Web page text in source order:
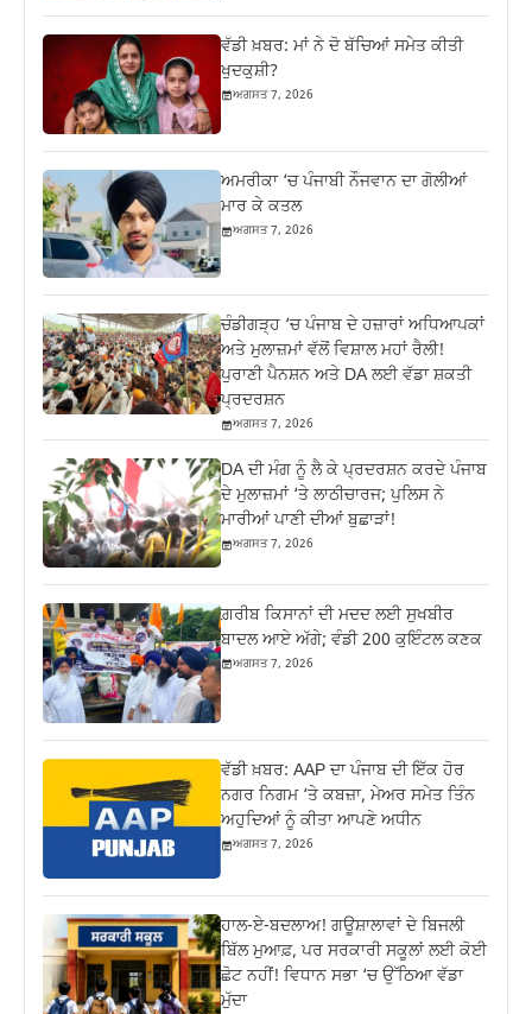
ਵੱਡੀ ਖ਼ਬਰ: ਮਾਂ ਨੇ ਦੋ ਬੱਚਿਆਂ ਸਮੇਤ ਕੀਤੀ
ਖੁਦਕੁਸ਼ੀ?
ਅਗਸਤ 7, 2026
ਅਮਰੀਕਾ ‘ਚ ਪੰਜਾਬੀ ਨੌਜਵਾਨ ਦਾ ਗੋਲੀਆਂ
ਮਾਰ ਕੇ ਕਤਲ
ਅਗਸਤ 7, 2026
ਚੰਡੀਗੜ੍ਹ ‘ਚ ਪੰਜਾਬ ਦੇ ਹਜ਼ਾਰਾਂ ਅਧਿਆਪਕਾਂ
ਅਤੇ ਮੁਲਾਜ਼ਮਾਂ ਵੱਲੋਂ ਵਿਸ਼ਾਲ ਮਹਾਂ ਰੈਲੀ!
ਪੁਰਾਣੀ ਪੈਨਸ਼ਨ ਅਤੇ DA ਲਈ ਵੱਡਾ ਸ਼ਕਤੀ
ਪ੍ਰਦਰਸ਼ਨ
ਅਗਸਤ 7, 2026
DA ਦੀ ਮੰਗ ਨੂੰ ਲੈ ਕੇ ਪ੍ਰਦਰਸ਼ਨ ਕਰਦੇ ਪੰਜਾਬ
ਦੇ ਮੁਲਾਜ਼ਮਾਂ ‘ਤੇ ਲਾਠੀਚਾਰਜ; ਪੁਲਿਸ ਨੇ
ਮਾਰੀਆਂ ਪਾਣੀ ਦੀਆਂ ਬੁਛਾੜਾਂ!
ਅਗਸਤ 7, 2026
ਗ਼ਰੀਬ ਕਿਸਾਨਾਂ ਦੀ ਮਦਦ ਲਈ ਸੁਖਬੀਰ
ਬਾਦਲ ਆਏ ਅੱਗੇ; ਵੰਡੀ 200 ਕੁਇੰਟਲ ਕਣਕ
ਅਗਸਤ 7, 2026
ਵੱਡੀ ਖ਼ਬਰ: AAP ਦਾ ਪੰਜਾਬ ਦੀ ਇੱਕ ਹੋਰ
ਨਗਰ ਨਿਗਮ ‘ਤੇ ਕਬਜ਼ਾ, ਮੇਅਰ ਸਮੇਤ ਤਿੰਨ
ਅਹੁਦਿਆਂ ਨੂੰ ਕੀਤਾ ਆਪਣੇ ਅਧੀਨ
ਅਗਸਤ 7, 2026
ਹਾਲ-ਏ-ਬਦਲਾਅ! ਗਊਸ਼ਾਲਾਵਾਂ ਦੇ ਬਿਜਲੀ
ਬਿੱਲ ਮੁਆਫ਼, ਪਰ ਸਰਕਾਰੀ ਸਕੂਲਾਂ ਲਈ ਕੋਈ
ਛੋਟ ਨਹੀਂ! ਵਿਧਾਨ ਸਭਾ ‘ਚ ਉੱਠਿਆ ਵੱਡਾ
ਮੁੱਦਾ